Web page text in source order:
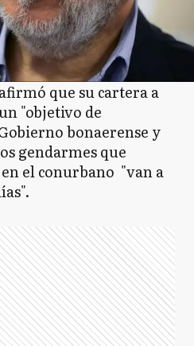
que su cartera a
"objetivo de
bonaerense y
gendarmes que
el conurbano "van a